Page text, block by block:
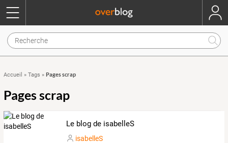
Accueil » Tags » Pages scrap
Pages scrap
Le blog de isabelleS
isabelleS